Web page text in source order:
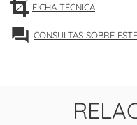
FICHA TÉCNICA
forum CONSULTAS SOBRE